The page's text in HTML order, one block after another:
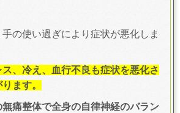
の使い過ぎにより症状が悪化しま
、冷え、血行不良も症状を悪化さ
ます。
無痛整体で全身の自律神経のバラン